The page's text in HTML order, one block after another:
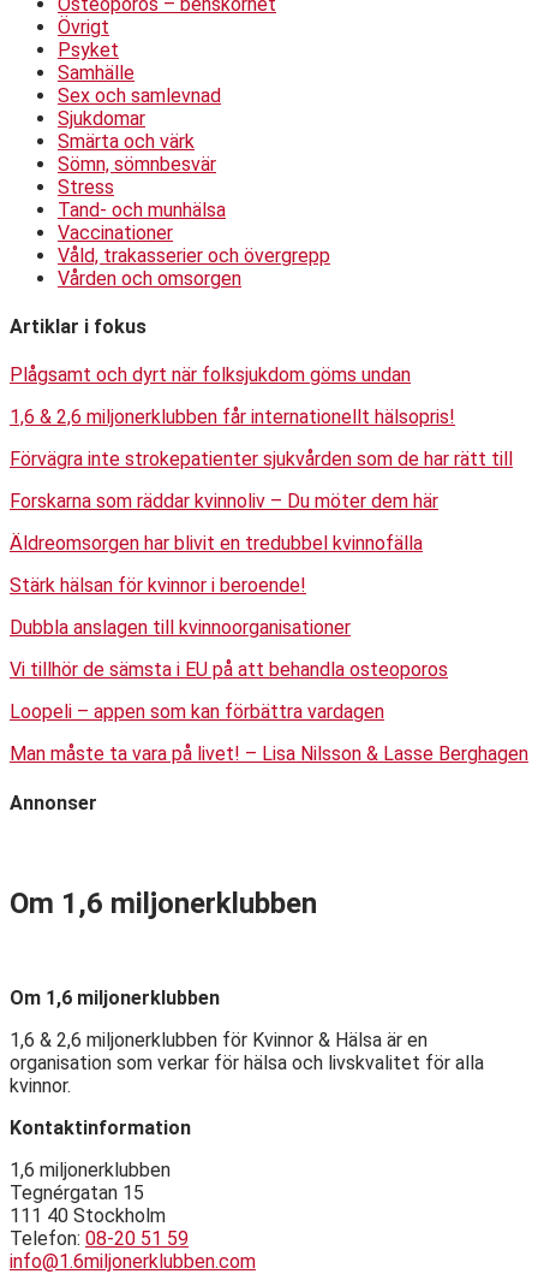
Övrigt
Psyket
Samhälle
Sex och samlevnad
Sjukdomar
Smärta och värk
Sömn, sömnbesvär
Stress
Tand- och munhälsa
Vaccinationer
Våld, trakasserier och övergrepp
Vården och omsorgen
Artiklar i fokus
Plågsamt och dyrt när folksjukdom göms undan
1,6 & 2,6 miljonerklubben får internationellt hälsopris!
Förvägra inte strokepatienter sjukvården som de har rätt till
Forskarna som räddar kvinnoliv – Du möter dem här
Äldreomsorgen har blivit en tredubbel kvinnofälla
Stärk hälsan för kvinnor i beroende!
Dubbla anslagen till kvinnoorganisationer
Vi tillhör de sämsta i EU på att behandla osteoporos
Loopeli – appen som kan förbättra vardagen
Man måste ta vara på livet! – Lisa Nilsson & Lasse Berghagen
Annonser
Om 1,6 miljonerklubben
Om 1,6 miljonerklubben
1,6 & 2,6 miljonerklubben för Kvinnor & Hälsa är en
organisation som verkar för hälsa och livskvalitet för alla
kvinnor.
Kontaktinformation
1,6 miljonerklubben
Tegnérgatan 15
111 40 Stockholm
Telefon: 08-20 51 59
info@1.6miljonerklubben.com